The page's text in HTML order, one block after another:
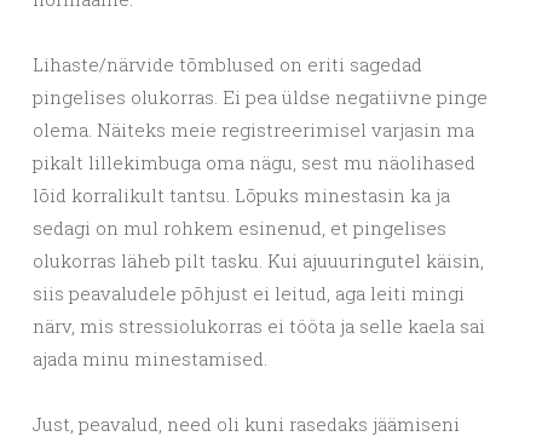
Lihaste/närvide tõmblused on eriti sagedad
pingelises olukorras. Ei pea üldse negatiivne pinge
olema. Näiteks meie registreerimisel varjasin ma
pikalt lillekimbuga oma nägu, sest mu näolihased
lõid korralikult tantsu. Lõpuks minestasin ka ja
sedagi on mul rohkem esinenud, et pingelises
olukorras läheb pilt tasku. Kui ajuuuringutel käisin,
siis peavaludele põhjust ei leitud, aga leiti mingi
närv, mis stressiolukorras ei tööta ja selle kaela sai
ajada minu minestamised.
Just, peavalud, need oli kuni rasedaks jäämiseni